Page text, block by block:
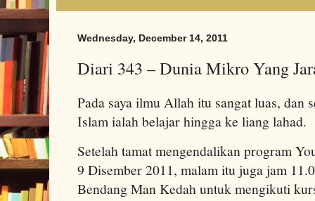
Wednesday, December 14, 2011
Diari 343 – Dunia Mikro Yang
Pada saya ilmu Allah itu sangat luas, dan
Islam ialah belajar hingga ke liang lahad.
Setelah tamat mengendalikan program
9 Disember 2011, malam itu juga jam
Bendang Man Kedah untuk mengikuti